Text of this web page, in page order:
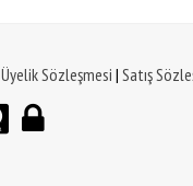
Üyelik Sözleşmesi | Satış